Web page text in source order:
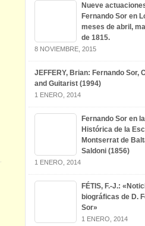
Nueve
Fernando Sor en
meses de abril,
de 1815.
8 NOVIEMBRE, 2015
JEFFERY, Brian: Fernando Sor,
and Guitarist (1994)
1 ENERO, 2014
Fernando Sor en
Histórica de la
Montserrat de
Saldoni (1856)
1 ENERO, 2014
FÉTIS, F.-J.:
biográficas de D.
Sor»
1 ENERO, 2014